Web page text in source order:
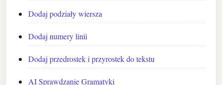
Dodaj podziały wiersza
Dodaj numery linii
Dodaj przedrostek i przyrostek do tekstu
AI Sprawdzanie Gramatyki